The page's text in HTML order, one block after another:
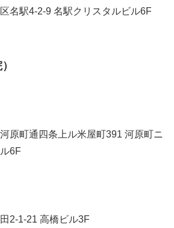
名駅4-2-9 名駅クリスタルビル6F
原町通四条上ル米屋町391 河原町ニ
6F
2-1-21 高橋ビル3F